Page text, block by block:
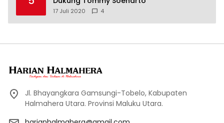
17 Juli 2020 4
Jl. Bhayangkara Gamsungi-Tobelo, Kabupaten
Halmahera Utara. Provinsi Maluku Utara.